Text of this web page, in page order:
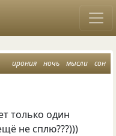
ирония ночь мысли сон
только один
не сплю???)))